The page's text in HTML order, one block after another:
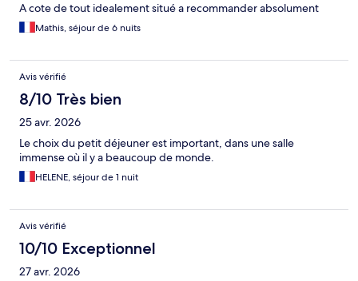
A cote de tout idealement situé a recommander absolument
Mathis, séjour de 6 nuits
Avis vérifié
8/10 Très bien
25 avr. 2026
Le choix du petit déjeuner est important, dans une salle
immense où il y a beaucoup de monde.
HELENE, séjour de 1 nuit
Avis vérifié
10/10 Exceptionnel
27 avr. 2026